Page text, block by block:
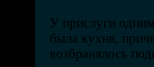
У прислуги
была кухня,
возбранялось